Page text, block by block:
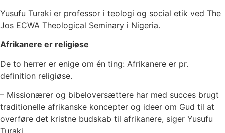
Yusufu Turaki er professor i teologi og social etik ved The
Jos ECWA Theological Seminary i Nigeria.
Afrikanere er religiøse
De to herrer er enige om én ting: Afrikanere er pr.
definition religiøse.
– Missionærer og bibeloversættere har med succes brugt
traditionelle afrikanske koncepter og ideer om Gud til at
overføre det kristne budskab til afrikanere, siger Yusufu